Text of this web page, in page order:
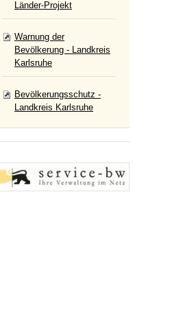
Länder-Projekt
Warnung der
Bevölkerung - Landkreis
Karlsruhe
Bevölkerungsschutz -
Landkreis Karlsruhe